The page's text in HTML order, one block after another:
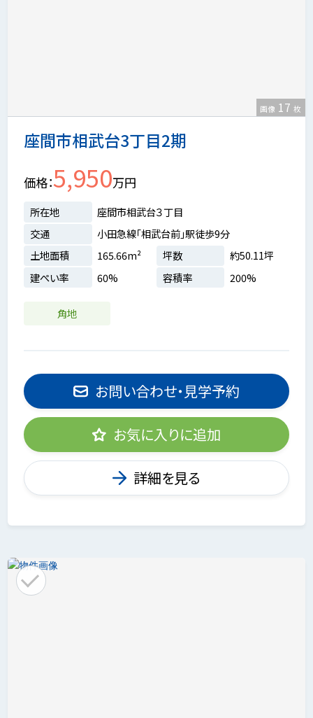
座間市相武台3丁目2期
画像 17 枚
価格 5,950万円
所在地
座間市相武台３丁目
交通
小田急線「相武台前」駅徒歩9分
土地面積
165.66m² 坪数
約50.11坪
建ぺい率
60% 容積率 200%
角地
お問い合わせ・見学予約
お気に入りに追加
詳細を見る